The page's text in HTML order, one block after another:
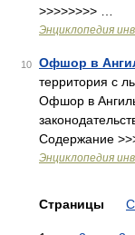
>>>>>>>> …
Энциклопедия
10 Офшор в
территория с
Офшор в
Содержание
Энциклопедия
Страницы